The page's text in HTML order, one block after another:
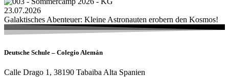
23.07.2026
Galaktisches Abenteuer: Kleine Astronauten erobern den Kosmos!
Deutsche Schule – Colegio Alemán
Calle Drago 1, 38190 Tabaiba Alta Spanien